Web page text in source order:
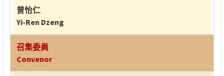
曾怡仁
Yi-Ren Dzeng
召集委員
Convenor